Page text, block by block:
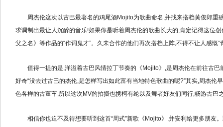
周杰伦这次以古巴最著名的鸡尾酒Mojito为歌曲命名,并找来搭档黄俊郎重
求调制出最让人沉醉的音乐!如果你是听着周杰伦的歌曲长大的,肯定记得这位
父之名》等作品的“作词鬼才”。久未合作的他们再次搭档上阵,不得不让人感慨“
值得一提的是,洋溢着古巴风情拉丁节奏的《Mojito》,是周杰伦在前往古巴
好奇“没去过古巴的杰伦,是怎样写出如此富有当地特色歌曲的呢?”其实,周杰伦
色各样的古董车,所以这次MV的拍摄也携柯有纶以及舞者好友们同行,畅游古巴
相信你也迫不及待想要听到这首“周式”新歌《Mojito》,并安利给更多朋友